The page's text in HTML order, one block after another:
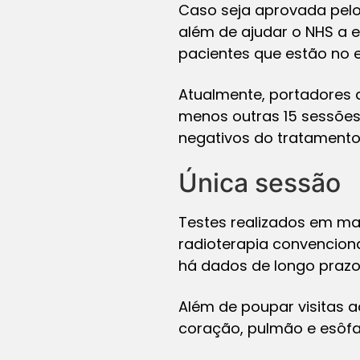
Caso seja aprovada
além de ajudar o NHS
pacientes que estão no
Atualmente, portadores
menos outras 15
negativos do
Única sessão
Testes realizados em
radioterapia
há dados de longo
Além de poupar visitas
coração, pulmão e